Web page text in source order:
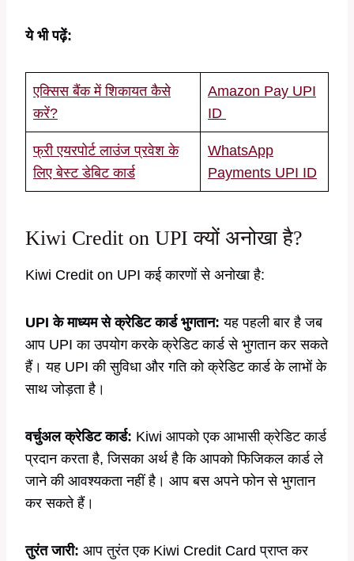
ये भी पढ़ें:
एक्सिस बैंक में शिकायत कैसे
करें?
Amazon Pay UPI
ID
फ्री एयरपोर्ट लाउंज प्रवेश के
लिए बेस्ट डेबिट कार्ड
WhatsApp
Payments UPI ID
Kiwi Credit on UPI क्यों अनोखा है?
Kiwi Credit on UPI कई कारणों से अनोखा है:
UPI के माध्यम से क्रेडिट कार्ड भुगतान: यह पहली बार है जब
आप UPI का उपयोग करके क्रेडिट कार्ड से भुगतान कर सकते
हैं। यह UPI की सुविधा और गति को क्रेडिट कार्ड के लाभों के
साथ जोड़ता है।
वर्चुअल क्रेडिट कार्ड: Kiwi आपको एक आभासी क्रेडिट कार्ड
प्रदान करता है, जिसका अर्थ है कि आपको फिजिकल कार्ड ले
जाने की आवश्यकता नहीं है। आप बस अपने फोन से भुगतान
कर सकते हैं।
तुरंत जारी: आप तुरंत एक Kiwi Credit Card प्राप्त कर